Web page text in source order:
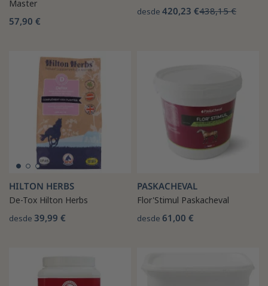
Master
57,90 €
desde 420,23 €438,15 €
HILTON HERBS
De-Tox Hilton Herbs
desde 39,99 €
PASKACHEVAL
Flor'Stimul Paskacheval
desde 61,00 €